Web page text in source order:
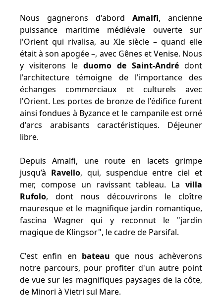
Nous gagnerons d'abord Amalfi, ancienne
puissance maritime médiévale ouverte sur
l'Orient qui rivalisa, au XIe siècle – quand elle
était à son apogée –, avec Gênes et Venise. Nous
y visiterons le duomo de Saint-André dont
l'architecture témoigne de l'importance des
échanges commerciaux et culturels avec
l'Orient. Les portes de bronze de l'édifice furent
ainsi fondues à Byzance et le campanile est orné
d'arcs arabisants caractéristiques. Déjeuner
libre.
Depuis Amalfi, une route en lacets grimpe
jusqu’à Ravello, qui, suspendue entre ciel et
mer, compose un ravissant tableau. La villa
Rufolo, dont nous découvrirons le cloître
mauresque et le magnifique jardin romantique,
fascina Wagner qui y reconnut le "jardin
magique de Klingsor", le cadre de Parsifal.
C'est enfin en bateauque nous achèverons
notre parcours, pour profiter d'un autre point
de vue sur les magnifiques paysages de la côte,
de Minori à Vietri sul Mare.